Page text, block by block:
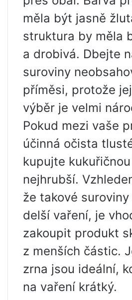
měla být jasně
struktura by měla
a drobivá. Dbejte
suroviny
příměsi, protože
výběr je velmi
Pokud mezi vaše
účinná očista
kupujte
nejhrubší.
že takové
delší vaření, je
zakoupit produkt
z menších částic.
zrna jsou ideální,
na vaření krátký.